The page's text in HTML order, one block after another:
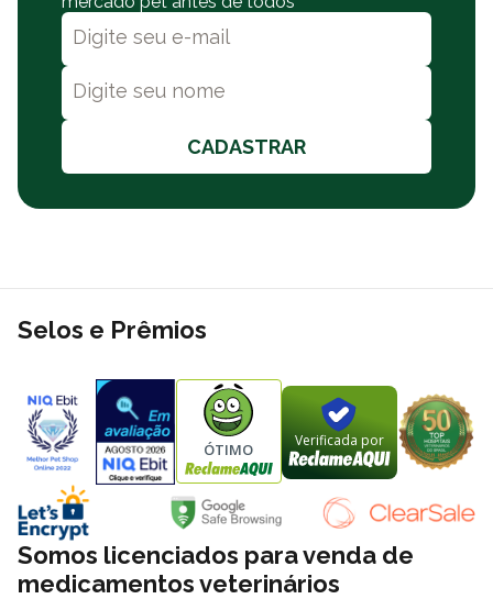
CADASTRAR
Selos e Prêmios
ÓTIMO Verificada por
Somos licenciados para venda de
medicamentos veterinários